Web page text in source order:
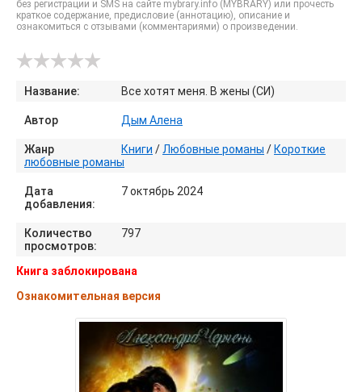
без регистрации и SMS на сайте mybrary.info (MYBRARY) или прочесть
краткое содержание, предисловие (аннотацию), описание и
ознакомиться с отзывами (комментариями) о произведении.
Название: Все хотят меня. В жены (СИ)
Автор Дым Алена
Жанр Книги / Любовные романы / Короткие
любовные романы
Дата
добавления:
7 октябрь 2024
Количество
просмотров:
797
Книга заблокирована
Ознакомительная версия